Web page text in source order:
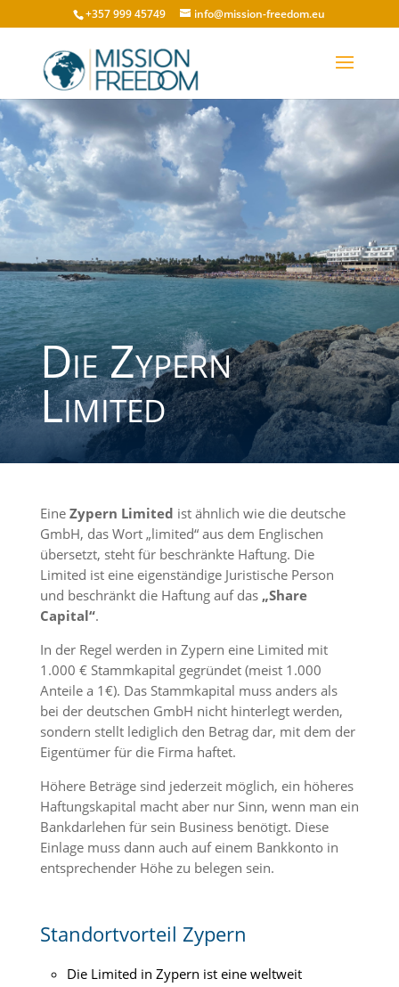
+357 999 45749 info@mission-freedom.eu
Die Zypern
Limited
Eine Zypern Limited ist ähnlich wie die deutsche
GmbH, das Wort „limited“ aus dem Englischen
übersetzt, steht für beschränkte Haftung. Die
Limited ist eine eigenständige Juristische Person
und beschränkt die Haftung auf das „Share
Capital“.
In der Regel werden in Zypern eine Limited mit
1.000 € Stammkapital gegründet (meist 1.000
Anteile a 1€). Das Stammkapital muss anders als
bei der deutschen GmbH nicht hinterlegt werden,
sondern stellt lediglich den Betrag dar, mit dem der
Eigentümer für die Firma haftet.
Höhere Beträge sind jederzeit möglich, ein höheres
Haftungskapital macht aber nur Sinn, wenn man ein
Bankdarlehen für sein Business benötigt. Diese
Einlage muss dann auch auf einem Bankkonto in
entsprechender Höhe zu belegen sein.
Standortvorteil Zypern
Die Limited in Zypern ist eine weltweit